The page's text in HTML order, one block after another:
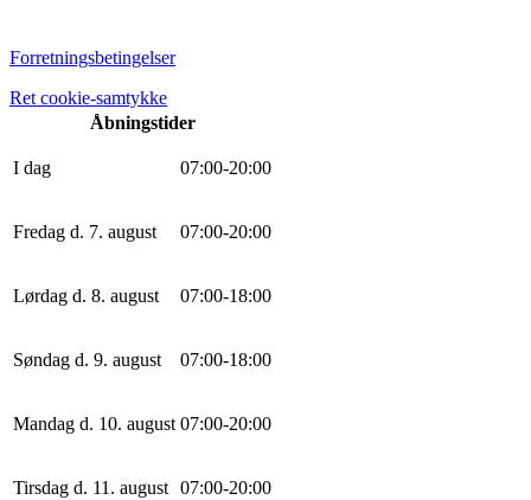
Forretningsbetingelser
Ret cookie-samtykke
Åbningstider
I dag 07:00-20:00
Fredag d. 7. august 07:00-20:00
Lørdag d. 8. august 07:00-18:00
Søndag d. 9. august 07:00-18:00
Mandag d. 10. august 07:00-20:00
Tirsdag d. 11. august 07:00-20:00